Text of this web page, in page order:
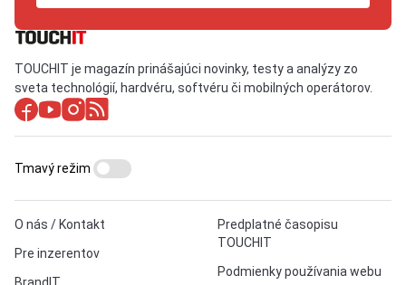
TOUCHIT je magazín prinášajúci novinky, testy a analýzy zo
sveta technológií, hardvéru, softvéru či mobilných operátorov.
O nás / Kontakt
Pre inzerentov
Predplatné časopisu
TOUCHIT
Podmienky používania webu
Tmavý režim